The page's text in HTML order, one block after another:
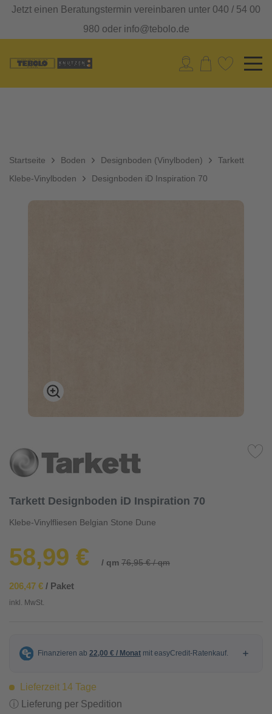
Jetzt einen Beratungstermin vereinbaren unter 040 / 54 00
980 oder info@tebolo.de
Startseite Boden
Designboden (Vinylboden)
Klebe-Vinylboden
Tarkett
Designboden iD Inspiration 70
Tarkett Designboden iD Inspiration 70
Klebe-Vinylfliesen Belgian Stone Dune
58,99 € / qm 76,95 € / qm
206,47 € / Paket
inkl. MwSt.
Lieferzeit 14 Tage
ⓘ Lieferung per Spedition